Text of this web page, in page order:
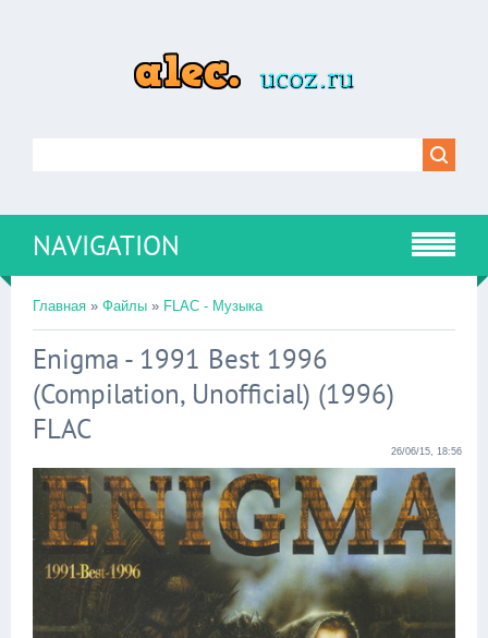
NAVIGATION
Главная » Файлы » FLAC - Музыка
Enigma - 1991 Best 1996
(Compilation, Unofficial) (1996)
FLAC
26/06/15, 18:56